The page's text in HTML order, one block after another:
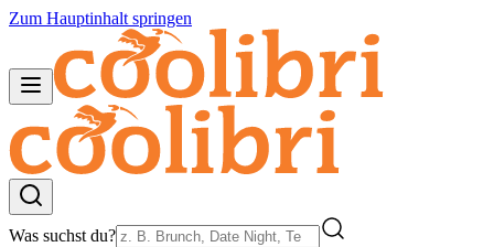
Zum Hauptinhalt springen
Was suchst du?